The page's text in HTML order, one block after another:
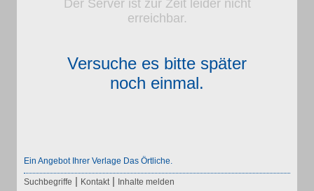
Der Server ist zur Zeit leider nicht
erreichbar.
Versuche es bitte später
noch einmal.
Ein Angebot Ihrer Verlage Das Örtliche.
Suchbegriffe | Kontakt | Inhalte melden